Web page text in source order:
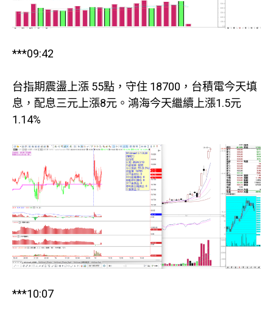
***09:42
台指期震盪上漲 55點，守住 18700，台積電今天填
息，配息三元上漲8元。鴻海今天繼續上漲1.5元
1.14%
***10:07